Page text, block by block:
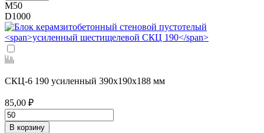
М50
D1000
СКЦ-6 190 усиленный 390х190х188 мм
85,00 ₽
В корзину